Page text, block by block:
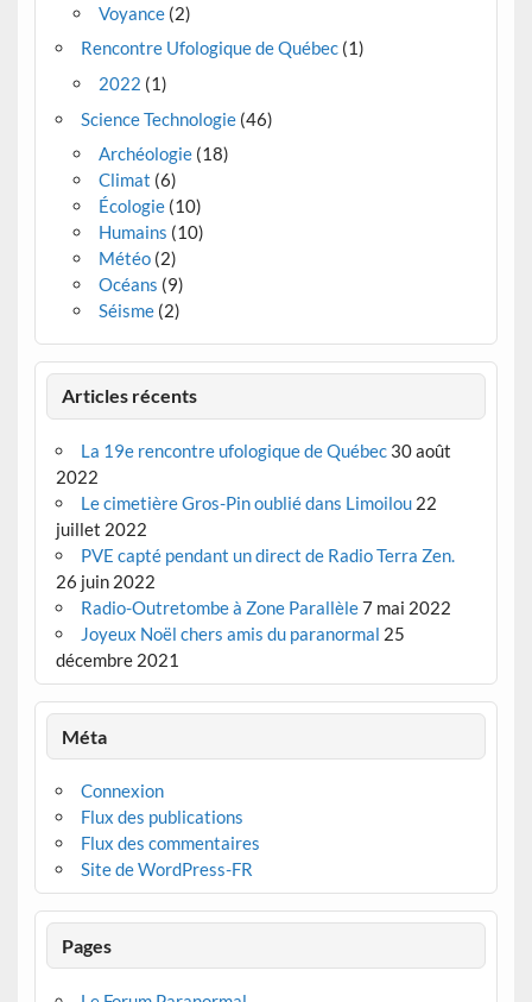
Voyance(2)
Rencontre Ufologique de Québec(1)
2022 (1)
Science Technologie(46)
Archéologie(18)
Climat (6)
Écologie(10)
Humains (10)
Météo(2)
Océans (9)
Séisme(2)
Articles récents
La 19e rencontre ufologique de Québec 30 août
2022
Le cimetière Gros-Pin oublié dans Limoilou 22
juillet 2022
PVE capté pendant un direct de Radio Terra Zen.
26 juin 2022
Radio-Outretombe à Zone Parallèle7 mai 2022
Joyeux Noël chers amis du paranormal 25
décembre 2021
Méta
Connexion
Flux des publications
Flux des commentaires
Site de WordPress-FR
Pages